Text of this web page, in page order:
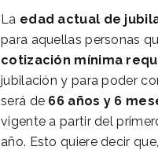
La edad actual de
para aquellas personas
cotización mínima
jubilación y para poder
será de 66 años y 6
vigente a partir del
año. Esto quiere decir